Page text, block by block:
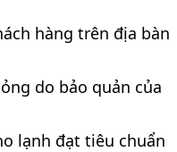
hàng trên địa bàn
do bảo quản của
lạnh đạt tiêu chuẩn